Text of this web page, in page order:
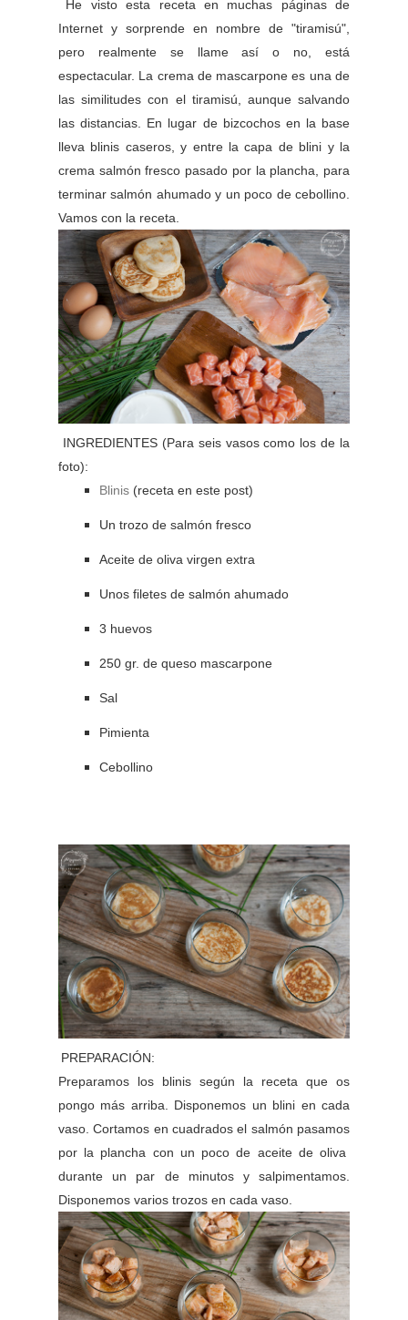
He visto esta receta en muchas páginas de
Internet y sorprende en nombre de "tiramisú",
pero realmente se llame así o no, está
espectacular. La crema de mascarpone es una de
las similitudes con el tiramisú, aunque salvando
las distancias. En lugar de bizcochos en la base
lleva blinis caseros, y entre la capa de blini y la
crema salmón fresco pasado por la plancha, para
terminar salmón ahumado y un poco de cebollino.
Vamos con la receta.
INGREDIENTES (Para seis vasos como los de la
foto):
Blinis (receta en este post)
Un trozo de salmón fresco
Aceite de oliva virgen extra
Unos filetes de salmón ahumado
3 huevos
250 gr. de queso mascarpone
Sal
Pimienta
Cebollino
PREPARACIÓN:
Preparamos los blinis según la receta que os
pongo más arriba. Disponemos un blini en cada
vaso. Cortamos en cuadrados el salmón pasamos
por la plancha con un poco de aceite de oliva
durante un par de minutos y salpimentamos.
Disponemos varios trozos en cada vaso.